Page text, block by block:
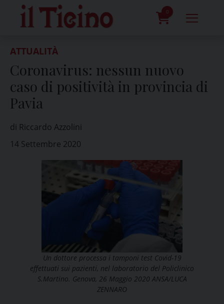
content
0
ATTUALITÀ
Coronavirus: nessun nuovo
caso di positività in provincia di
Pavia
di Riccardo Azzolini
14 Settembre 2020
Un dottore processa i tamponi test Covid-19
effettuati sui pazienti, nel laboratorio del Policlinico
S.Martino. Genova, 26 Maggio 2020 ANSA/LUCA
ZENNARO